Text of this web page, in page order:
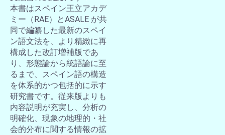
本書はスペイン王立アカデ
ミー（RAE）とASALE が共
同で編纂した最新のスペイ
ン語文法を、より精緻に再
構成した改訂増補版であ
り、形態論から統語論に至
るまで、スペイン語の構造
を体系的かつ包括的に示す
研究書です。従来版よりも
内容説明が充実し、分析の
明確化、現象の地理的・社
会的分布に関する情報の拡